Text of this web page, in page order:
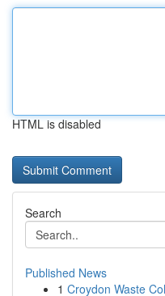
HTML is disabled
Search
Published News
1 Croydon Waste